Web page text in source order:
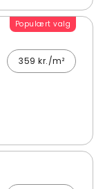
Populært valg
359 kr./m²